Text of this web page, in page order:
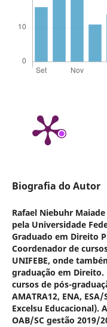
Biografia do Autor
Rafael Niebuhr
pela Universidade
Graduado em Direito
Coordenador de
UNIFEBE, onde
graduação em
cursos de pós-
AMATRA12, ENA,
Excelsu Educacional).
OAB/SC gestão 2019/